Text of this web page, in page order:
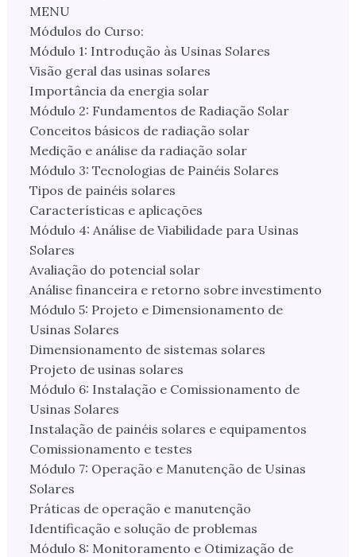
MENU
Módulos do Curso:
Módulo 1: Introdução às Usinas Solares
Visão geral das usinas solares
Importância da energia solar
Módulo 2: Fundamentos de Radiação Solar
Conceitos básicos de radiação solar
Medição e análise da radiação solar
Módulo 3: Tecnologias de Painéis Solares
Tipos de painéis solares
Características e aplicações
Módulo 4: Análise de Viabilidade para Usinas
Solares
Avaliação do potencial solar
Análise financeira e retorno sobre investimento
Módulo 5: Projeto e Dimensionamento de
Usinas Solares
Dimensionamento de sistemas solares
Projeto de usinas solares
Módulo 6: Instalação e Comissionamento de
Usinas Solares
Instalação de painéis solares e equipamentos
Comissionamento e testes
Módulo 7: Operação e Manutenção de Usinas
Solares
Práticas de operação e manutenção
Identificação e solução de problemas
Módulo 8: Monitoramento e Otimização de